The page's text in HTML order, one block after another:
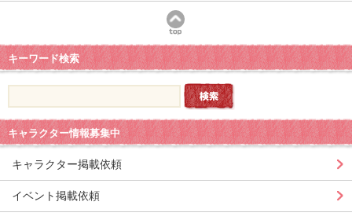
キーワード検索
キャラクター情報募集中
キャラクター掲載依頼
イベント掲載依頼